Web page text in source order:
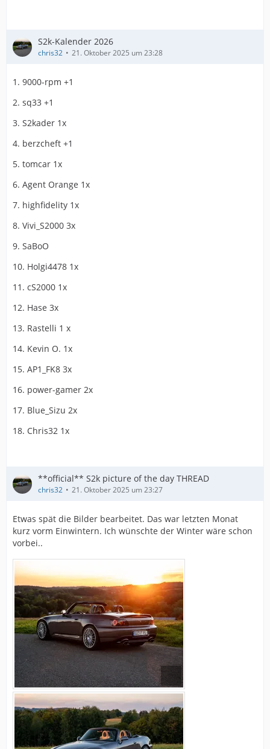
S2k-Kalender 2026
chris32 21. Oktober 2025 um 23:28
1. 9000-rpm +1
2. sq33 +1
3. S2kader 1x
4. berzcheft +1
5. tomcar 1x
6. Agent Orange 1x
7. highfidelity 1x
8. Vivi_S2000 3x
9. SaBoO
10. Holgi4478 1x
11. cS2000 1x
12. Hase 3x
13. Rastelli 1 x
14. Kevin O. 1x
15. AP1_FK8 3x
16. power-gamer 2x
17. Blue_Sizu 2x
18. Chris32 1x
**official** S2k picture of the day THREAD
chris32 21. Oktober 2025 um 23:27
Etwas spät die Bilder bearbeitet. Das war letzten Monat
kurz vorm Einwintern. Ich wünschte der Winter wäre schon
vorbei..